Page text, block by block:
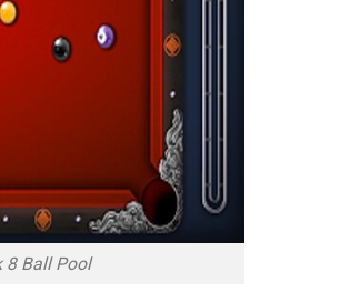
8 Ball Pool